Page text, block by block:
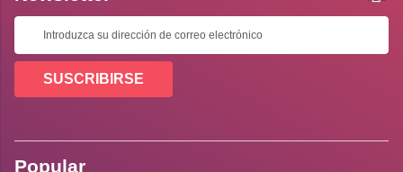
SUSCRIBIRSE
Popular